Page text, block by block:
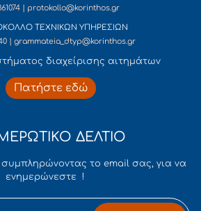
| protokollo@korinthos.gr
ΤΕΧΝΙΚΩΝ ΥΠΗΡΕΣΙΩΝ
| grammateia_dtyp@korinthos.gr
διαχείρισης αιτημάτων
Πατήστε εδώ
ΔΕΛΤΙΟ
το email σας, για να
ενημερώνεστε !